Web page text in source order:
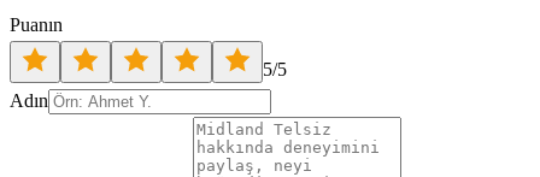
Puanın
5/5
Adın